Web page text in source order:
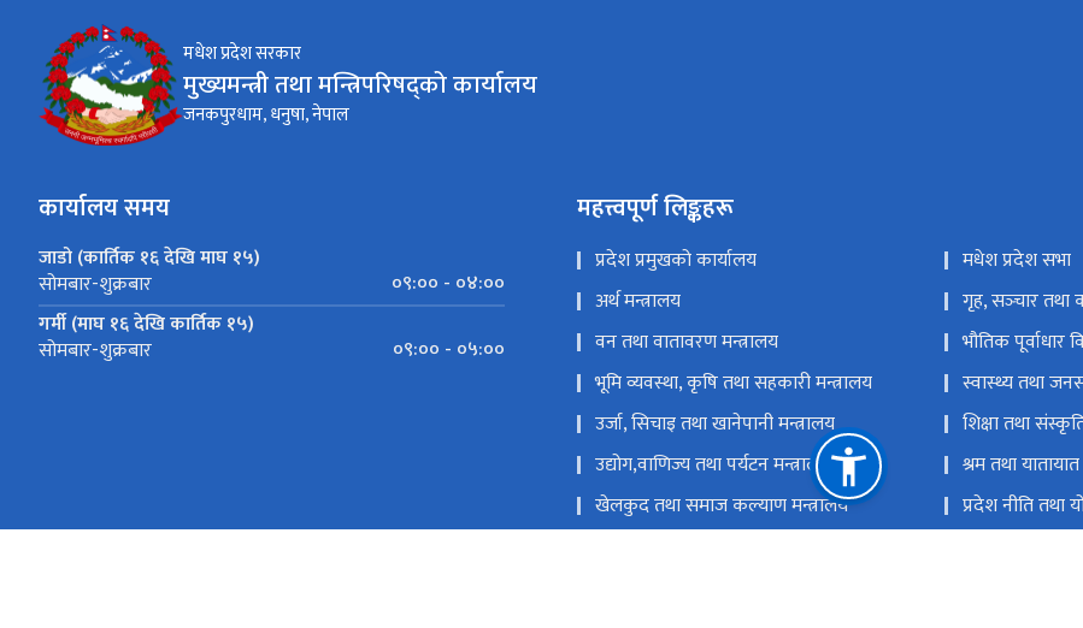
मधेश प्रदेश सरकार
मुख्यमन्त्री तथा मन्त्रिपरिषद्को कार्यालय
जनकपुरधाम, धनुषा, नेपाल
कार्यालय समय
जाडो (कार्तिक १६ देखि माघ १५)
सोमबार-शुक्रबार
०९:०० - ०४:००
गर्मी (माघ १६ देखि कार्तिक १५)
सोमबार-शुक्रबार ०९:०० - ०५:००
महत्त्वपूर्ण लिङ्कहरू
प्रदेश प्रमुखको कार्यालय
मधेश प्रदेश सभा
अर्थ मन्त्रालय
गृह, सञ्‍चार तथा
वन तथा वातावरण मन्त्रालय
भौतिक पूर्वाधार
भूमि व्यवस्था, कृषि तथा सहकारी मन्त्रालय
स्वास्थ्य तथा
उर्जा, सिचाइ तथा खानेपानी मन्त्रालय
शिक्षा तथा
उद्योग,वाणिज्य तथा पर्यटन मन्त्रालय
श्रम तथा
खेलकुद तथा समाज कल्याण मन्त्रालय
प्रदेश नीति तथा